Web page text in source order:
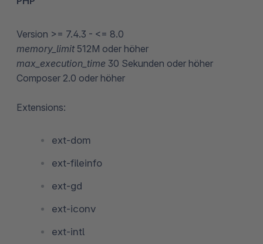
Version >= 7.4.3 - <= 8.0
memory_limit512M oder höher
max_execution_time 30 Sekunden oder höher
Composer 2.0 oder höher
Extensions:
ext-dom
ext-fileinfo
ext-gd
ext-iconv
ext-intl